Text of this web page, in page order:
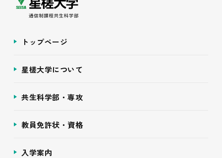
トップページ
星槎大学について
共生科学部・専攻
教員免許状・資格
入学案内